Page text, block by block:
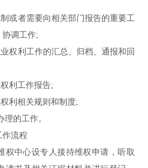
者需要向相关部门报告的重要工
调工作;
利工作的汇总、归档、通报和回
利工作报告;
利相关规则和制度;
的工作。
流程
中心设专人接待维权申请，听取